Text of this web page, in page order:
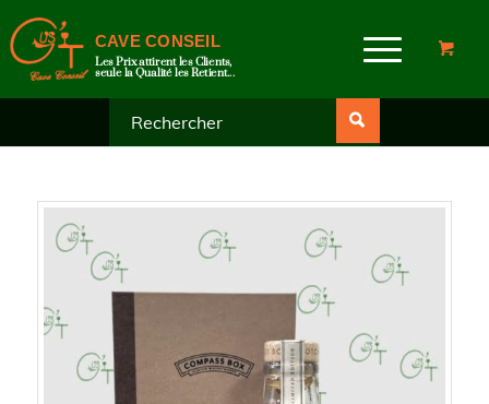
CAVE CONSEIL
Les Prix attirent les Clients,
seule la Qualité les Retient...